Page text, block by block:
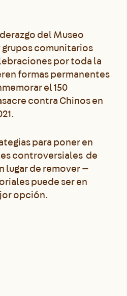
del Museo
comunitarios
por toda la
formas permanentes
el 150
contra Chinos en
para poner en
controversiales de
lugar de remover —
puede ser en
opción.